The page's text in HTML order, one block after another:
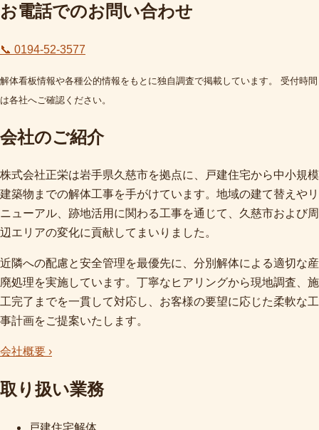
お電話でのお問い合わせ
📞 0194-52-3577
解体看板情報や各種公的情報をもとに独自調査で掲載しています。 受付時間
は各社へご確認ください。
会社のご紹介
株式会社正栄は岩手県久慈市を拠点に、戸建住宅から中小規模
建築物までの解体工事を手がけています。地域の建て替えやリ
ニューアル、跡地活用に関わる工事を通じて、久慈市および周
辺エリアの変化に貢献してまいりました。
近隣への配慮と安全管理を最優先に、分別解体による適切な産
廃処理を実施しています。丁寧なヒアリングから現地調査、施
工完了までを一貫して対応し、お客様の要望に応じた柔軟な工
事計画をご提案いたします。
会社概要 ›
取り扱い業務